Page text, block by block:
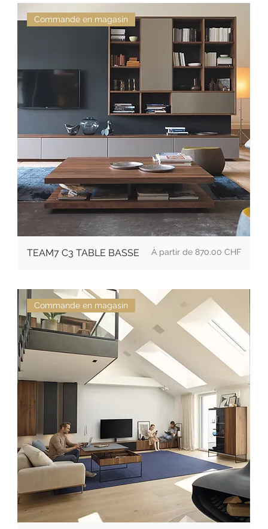
Commande en magasin
TEAM7 C3 TABLE BASSE À partir de 870.00 CHF
Prix promotionnel
Commande en magasin